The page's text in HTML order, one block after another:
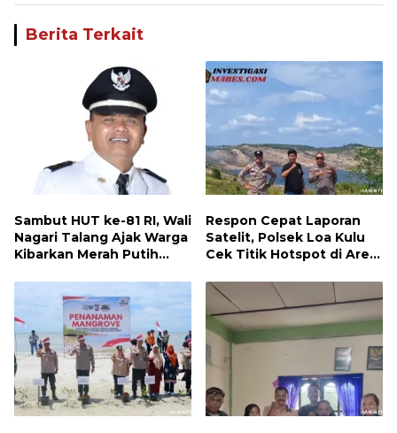
Berita Terkait
Sambut HUT ke-81 RI, Wali
Nagari Talang Ajak Warga
Kibarkan Merah Putih
Tanah Air
Respon Cepat Laporan
Satelit, Polsek Loa Kulu
Cek Titik Hotspot di Area